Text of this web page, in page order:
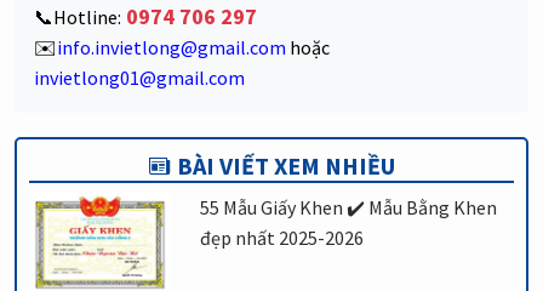
📞Hotline: 0974 706 297
✉️info.invietlong@gmail.com hoặc
invietlong01@gmail.com
BÀI VIẾT XEM NHIỀU
55 Mẫu Giấy Khen ✔️ Mẫu Bằng Khen
đẹp nhất 2025-2026